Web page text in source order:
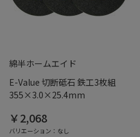
綿半ホームエイド
E-Value 切断砥石 鉄工3枚組
355×3.0×25.4mm
￥2,068
バリエーション：なし